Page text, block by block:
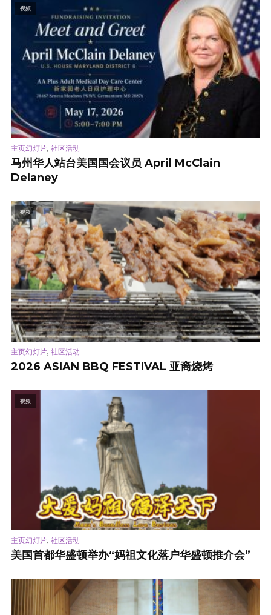
视频
主页幻灯片, 社区活动
马州华人站台美国国会议员 April McClain
Delaney
视频
主页幻灯片, 社区活动
2026 ASIAN BBQ FESTIVAL 亚裔烧烤
视频
主页幻灯片, 社区活动
美国首都华盛顿举办“妈祖文化落户华盛顿推介会”